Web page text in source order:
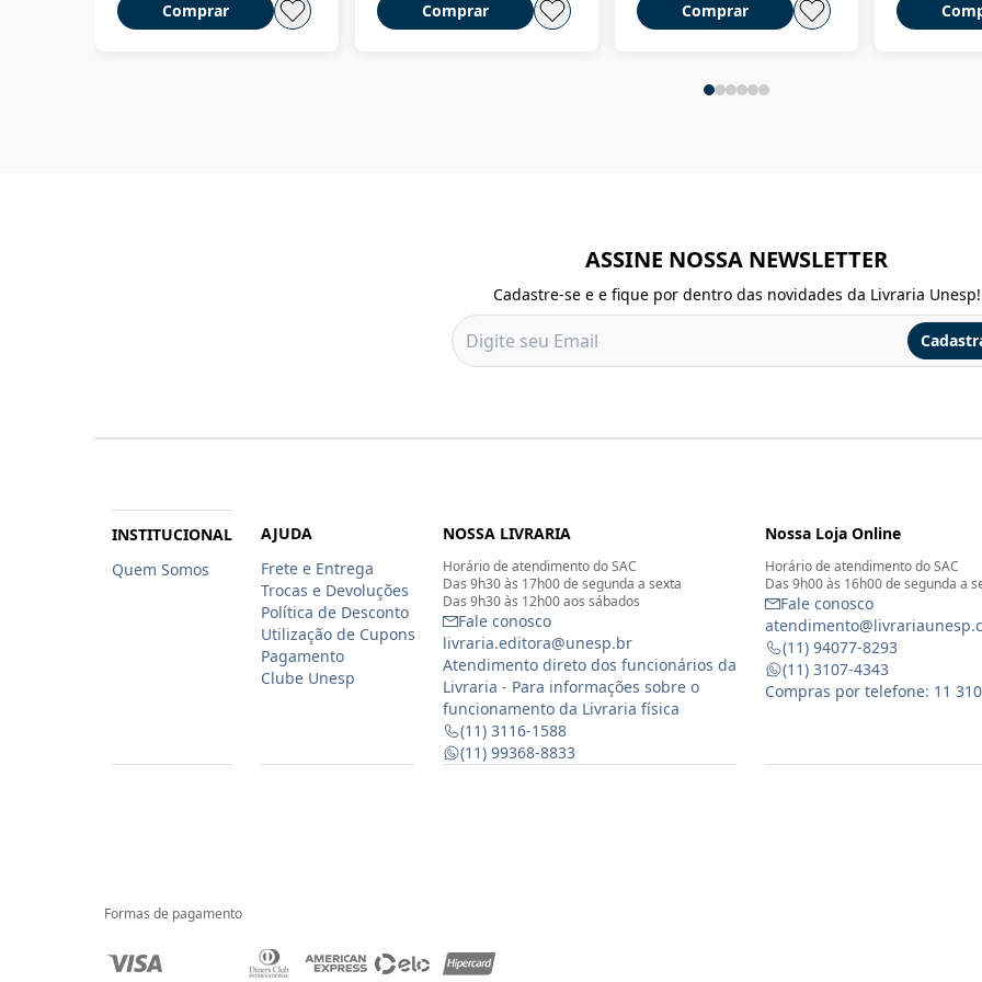
Comprar Comprar Comprar
ASSINE NOSSA NEWSLETTER
Cadastre-se e e fique por dentro das novidades da Livraria Unesp!
INSTITUCIONAL
Quem Somos
AJUDA
Frete e Entrega
Trocas e Devoluções
Política de Desconto
Utilização de Cupons
Pagamento
Clube Unesp
NOSSA LIVRARIA
Horário de atendimento do SAC
Das 9h30 às 17h00 de segunda a sexta
Das 9h30 às 12h00 aos sábados
Fale conosco
livraria.editora@unesp.br
Atendimento direto dos funcionários da
Livraria - Para informações sobre o
funcionamento da Livraria física
(11) 3116-1588
(11) 99368-8833
Nossa Loja Online
Horário de atendimento do SAC
Das 9h00 às 16h00 de segunda a
Fale conosco
(11) 94077-8293
(11) 3107-4343
Compras por telefone: 11
Formas de pagamento